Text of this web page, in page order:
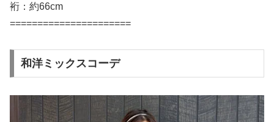
裄：約66cm
======================
和洋ミックスコーデ